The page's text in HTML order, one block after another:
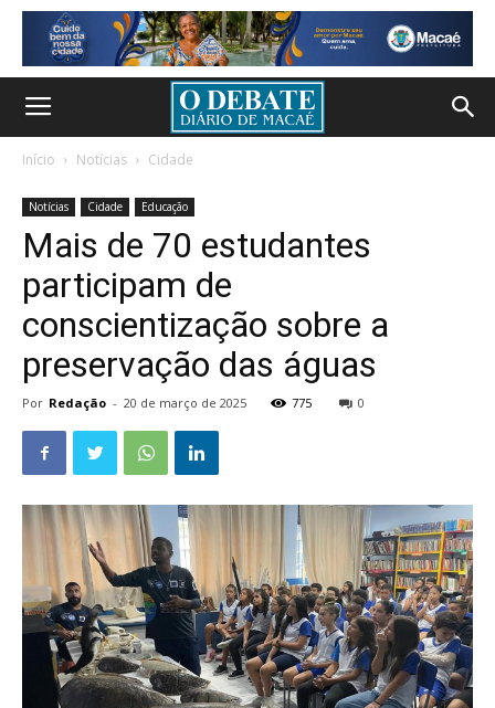
Início Notícias Cidade
Notícias Cidade Educação
Mais de 70 estudantes
participam de
conscientização sobre a
preservação das águas
Por Redação - 20 de março de 2025 775 0